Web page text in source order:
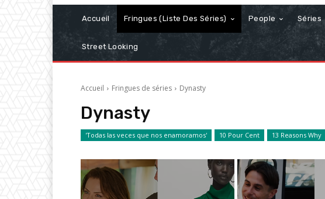
Accueil Fringues (Liste Des Séries) People Séries
Street Looking
Accueil Fringues de séries Dynasty
Dynasty
'Todas las veces que nos enamoramos' 10 Pour Cent 13 Reasons Why